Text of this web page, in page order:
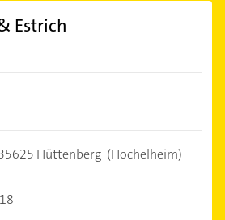
Estrich
Hüttenberg (Hochelheim)